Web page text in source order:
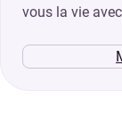
vous la vie